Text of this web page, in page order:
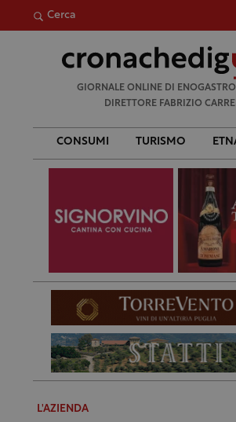
Cerca
per:
GIORNALE ONLINE DI
DIRETTORE FABRIZIO
CONSUMI TURISMO
L'AZIENDA